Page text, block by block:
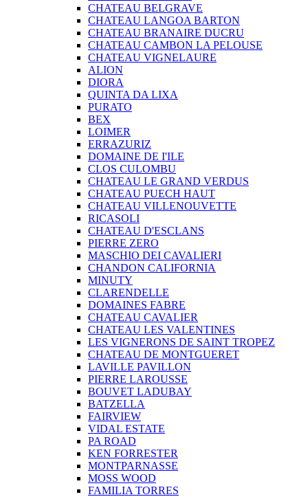
CHATEAU BELGRAVE
CHATEAU LANGOA BARTON
CHATEAU BRANAIRE DUCRU
CHATEAU CAMBON LA PELOUSE
CHATEAU VIGNELAURE
ALION
DIORA
QUINTA DA LIXA
PURATO
BEX
LOIMER
ERRAZURIZ
DOMAINE DE I'ILE
CLOS CULOMBU
CHATEAU LE GRAND VERDUS
CHATEAU PUECH HAUT
CHATEAU VILLENOUVETTE
RICASOLI
CHATEAU D'ESCLANS
PIERRE ZERO
MASCHIO DEI CAVALIERI
CHANDON CALIFORNIA
MINUTY
CLARENDELLE
DOMAINES FABRE
CHATEAU CAVALIER
CHATEAU LES VALENTINES
LES VIGNERONS DE SAINT TROPEZ
CHATEAU DE MONTGUERET
LAVILLE PAVILLON
PIERRE LAROUSSE
BOUVET LADUBAY
BATZELLA
FAIRVIEW
VIDAL ESTATE
PA ROAD
KEN FORRESTER
MONTPARNASSE
MOSS WOOD
FAMILIA TORRES